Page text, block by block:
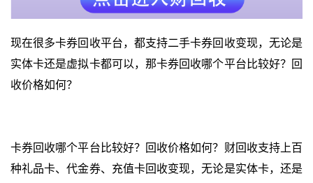
现在很多卡券回收平台，都支持二手卡券回收变现，无论是
实体卡还是虚拟卡都可以，那卡券回收哪个平台比较好？回
收价格如何？
卡券回收哪个平台比较好？回收价格如何？财回收支持上百
种礼品卡、代金券、充值卡回收变现，无论是实体卡，还是